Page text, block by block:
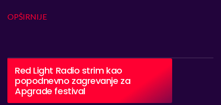
OPŠIRNIJE
Red Light Radio strim kao
popodnevno zagrevanje za
Apgrade festival